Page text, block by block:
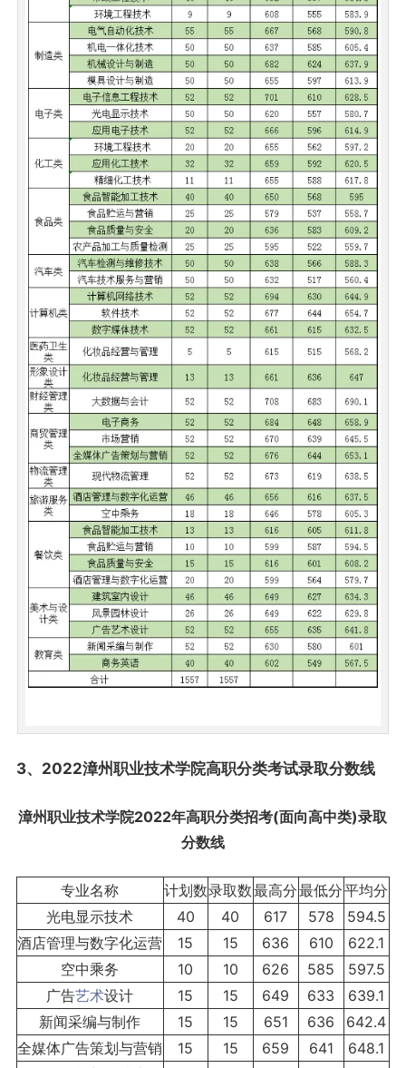
3、2022漳州职业技术学院高职分类考试录取分数线
漳州职业技术学院2022年高职分类招考(面向高中类)录取
分数线
专业名称 计划数录取数最高分最低分平均分
光电显示技术
40 40 617 578
594.5
酒店管理与数字化运营
15 15 636 610
622.1
空中乘务
10 10 626 585
597.5
广告艺术设计 15 15 649 633
639.1
新闻采编与制作
15 15 651 636
642.4
全媒体广告策划与营销
15 15 659 641
648.1